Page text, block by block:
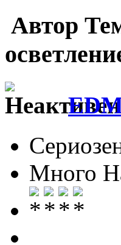
Автор
Много